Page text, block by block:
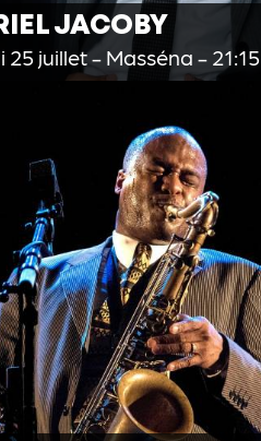
JACOBY
25 juillet- Masséna - 21:15